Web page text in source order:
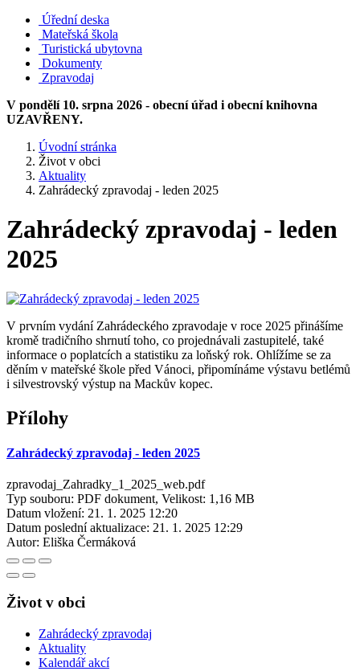
Úřední deska
Mateřská škola
Turistická ubytovna
Dokumenty
Zpravodaj
V pondělí 10. srpna 2026 - obecní úřad i obecní knihovna
UZAVŘENY.
Úvodní stránka
Život v obci
Aktuality
Zahrádecký zpravodaj - leden 2025
Zahrádecký zpravodaj - leden
2025
V prvním vydání Zahrádeckého zpravodaje v roce 2025 přinášíme
kromě tradičního shrnutí toho, co projednávali zastupitelé, také
informace o poplatcích a statistiku za loňský rok. Ohlížíme se za
děním v mateřské škole před Vánoci, připomínáme výstavu betlémů
i silvestrovský výstup na Mackův kopec.
Přílohy
Zahrádecký zpravodaj - leden 2025
zpravodaj_Zahradky_1_2025_web.pdf
Typ souboru: PDF dokument, Velikost: 1,16 MB
Datum vložení: 21. 1. 2025 12:20
Datum poslední aktualizace: 21. 1. 2025 12:29
Autor: Eliška Čermáková
Život v obci
Zahrádecký zpravodaj
Aktuality
Kalendář akcí